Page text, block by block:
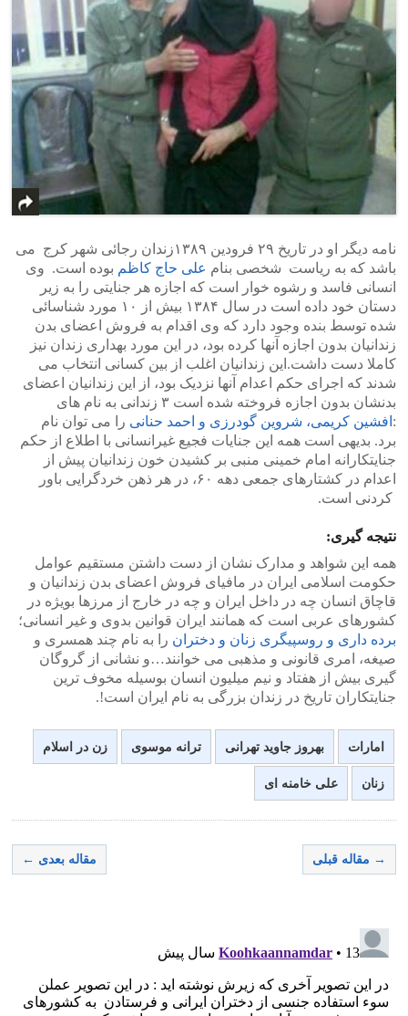
نامه دیگر او در تاریخ ۲۹ فرودین ۱۳۸۹زندان رجائی شهر کرج می
باشد که به ریاست شخصی بنام علی حاج کاظم بوده است. وی
انسانی فاسد و رشوه خوار است که اجازه هر جنایتی را به زیر
دستان خود داده است در سال ۱۳۸۴ بیش از ۱۰ مورد شناسائی
شده توسط بنده وجود دارد که وی اقدام به فروش اعضای بدن
زندانیان بدون اجازه آنها کرده بود، در این مورد بهداری زندان نیز
کاملا دست داشت.این زندانیان اغلب از بین کسانی انتخاب می
شدند که اجرای حکم اعدام آنها نزدیک بود، از این زندانیان اعضای
بدنشان بدون اجازه فروخته شده است ۳ زندانی به نام های
: افشین کریمی، شروین گودرزی و احمد حنانی را می توان نام
برد. بدیهی است همه این جنایات فجیع غیرانسانی با اطلاع از حکم
جنایتکارانه امام خمینی منبی بر کشیدن خون زندانیان پیش از
اعدام در کشتارهای جمعی دهه ۶۰، در هر ذهن خردگرایی باور
کردنی است.
نتیجه گیری:
همه این شواهد و مدارک نشان از دست داشتن مستقیم عوامل
حکومت اسلامی ایران در مافیای فروش اعضای بدن زندانیان و
قاچاق انسان چه در داخل ایران و چه در خارج از مرزها بویژه در
کشورهای عربی است که همانند ایران قوانین بدوی و غیر انسانی؛
برده داری و روسپیگری زنان و دختران را به نام چند همسری و
صیغه، امری قانونی و مذهبی می خوانند…و نشانی از گروگان
گیری بیش از هفتاد و نیم میلیون انسان بوسیله مخوف ترین
جنایتکاران تاریخ در زندان بزرگی به نام ایران است!.
امارات بهروز جاوید تهرانی ترانه موسوی زن در اسلام
زنان علی خامنه ای
→ مقاله قبلی مقاله بعدی ←